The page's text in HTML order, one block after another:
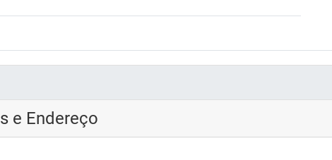
e Endereço